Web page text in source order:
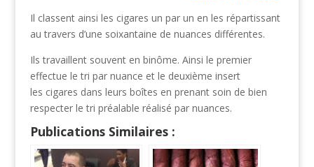
Il classent ainsi les cigares un par un en les répartissant
au travers d’une soixantaine de nuances différentes.
Ils travaillent souvent en binôme. Ainsi le premier
effectue le tri par nuance et le deuxième insert
les cigares dans leurs boîtes en prenant soin de bien
respecter le tri préalable réalisé par nuances.
Publications Similaires :